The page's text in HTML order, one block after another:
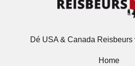
Dé USA & Canada Reisbeurs
Home